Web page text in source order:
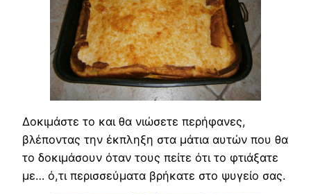
Δοκιμάστε το και θα νιώσετε περήφανες,
βλέποντας την έκπληξη στα μάτια αυτών που θα
το δοκιμάσουν όταν τους πείτε ότι το φτιάξατε
με… ό,τι περισσεύματα βρήκατε στο ψυγείο σας.